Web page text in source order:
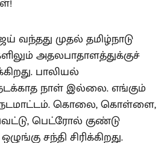
வந்தது முதல் தமிழ்நாடு
அதலபாதாளத்துக்குச்
பாலியல்
நாள் இல்லை. எங்கும்
கொலை, கொள்ளை,
பெட்ரோல் குண்டு
சந்தி சிரிக்கிறது.